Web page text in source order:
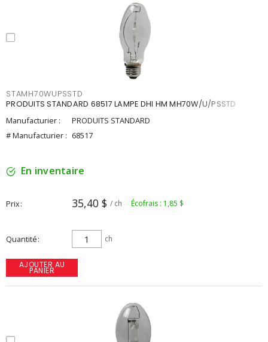
STAMH70WUPSSTD
PRODUITS STANDARD 68517 LAMPE DHI HM MH70W/U/PSSTD
Manufacturier :
PRODUITS STANDARD
# Manufacturier : 68517
En inventaire
Prix 35,40 $ / ch Écofrais : 1,85 $
Quantité ch
AJOUTER AU
PANIER